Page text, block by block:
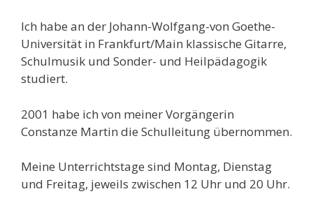
Ich habe an der Johann-Wolfgang-von Goethe-
Universität in Frankfurt/Main klassische Gitarre,
Schulmusik und Sonder- und Heilpädagogik
studiert.
2001 habe ich von meiner Vorgängerin
Constanze Martin die Schulleitung übernommen.
Meine Unterrichtstage sind Montag, Dienstag
und Freitag, jeweils zwischen 12 Uhr und 20 Uhr.